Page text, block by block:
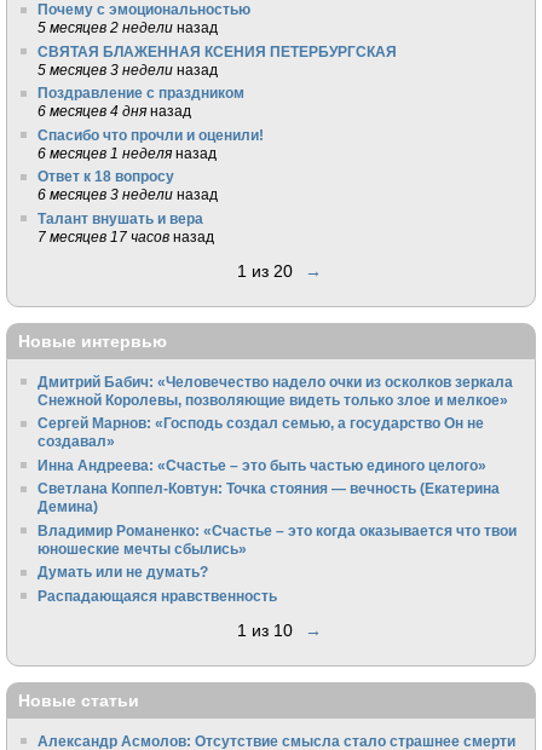
Почему с эмоциональностью
5 месяцев 2 недели назад
СВЯТАЯ БЛАЖЕННАЯ КСЕНИЯ ПЕТЕРБУРГСКАЯ
5 месяцев 3 недели назад
Поздравление с праздником
6 месяцев 4 дня назад
Спасибо что прочли и оценили!
6 месяцев 1 неделя назад
Ответ к 18 вопросу
6 месяцев 3 недели назад
Талант внушать и вера
7 месяцев 17 часов назад
1 из 20 →
Новые интервью
Дмитрий Бабич: «Человечество надело очки из осколков зеркала
Снежной Королевы, позволяющие видеть только злое и мелкое»
Сергей Марнов: «Господь создал семью, а государство Он не
создавал»
Инна Андреева: «Счастье – это быть частью единого целого»
Светлана Коппел-Ковтун: Точка стояния — вечность (Екатерина
Демина)
Владимир Романенко: «Счастье – это когда оказывается что твои
юношеские мечты сбылись»
Думать или не думать?
Распадающаяся нравственность
1 из 10 →
Новые статьи
Александр Асмолов: Отсутствие смысла стало страшнее смерти